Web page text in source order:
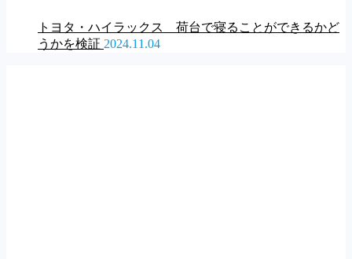
トヨタ・ハイラックス 荷台で寝ることができるかど
うかを検証 2024.11.04